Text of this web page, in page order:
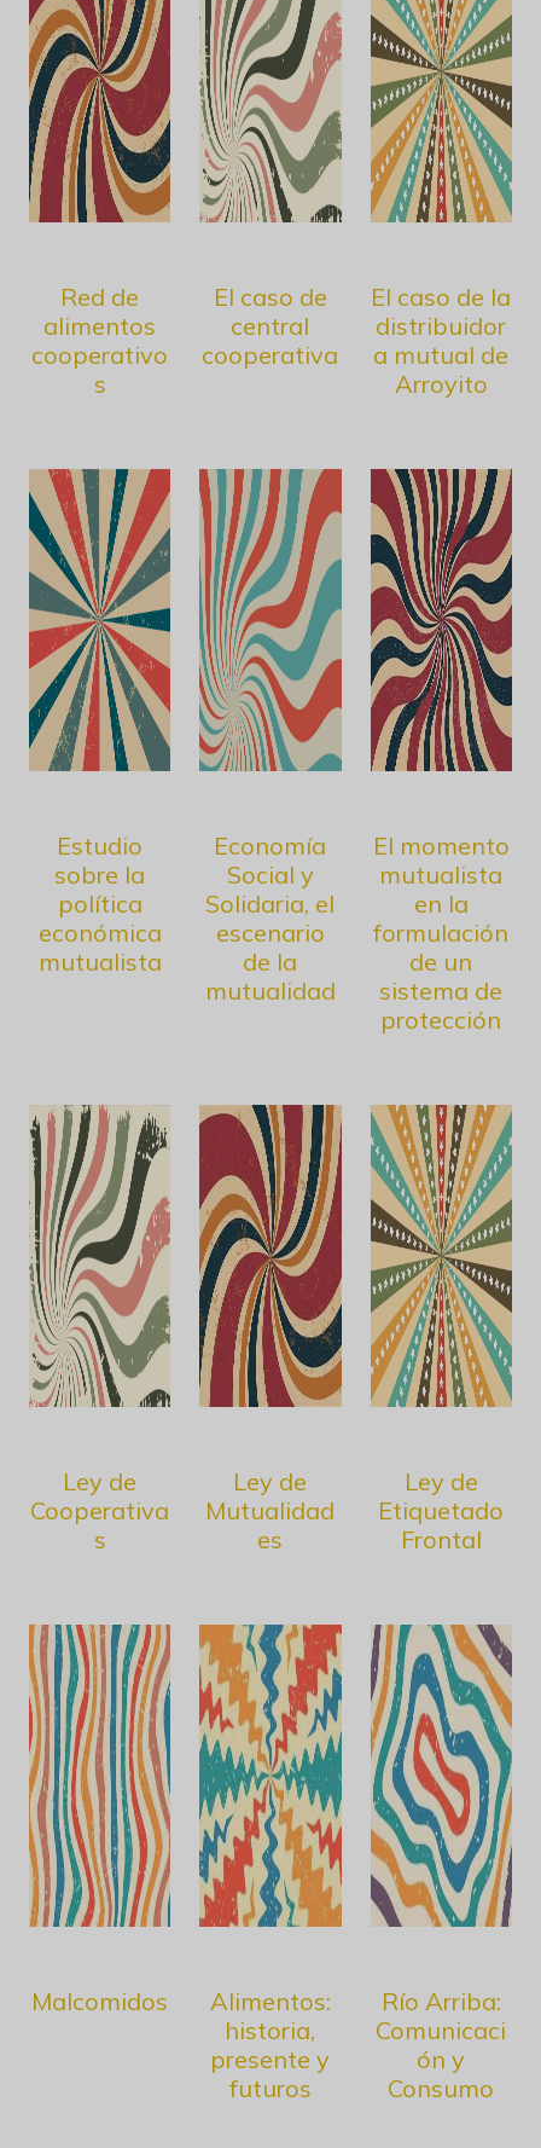
Red de
alimentos
cooperativo
s
El caso de
central
cooperativa
El caso de la
distribuidor
a mutual de
Arroyito
Estudio
sobre la
política
económica
mutualista
Economía
Social y
Solidaria, el
escenario
de la
mutualidad
El momento
mutualista
en la
formulación
de un
sistema de
protección
Ley de
Cooperativa
s
Ley de
Mutualidad
es
Ley de
Etiquetado
Frontal
Malcomidos
Alimentos:
historia,
presente y
futuros
Río Arriba:
Comunicaci
ón y
Consumo